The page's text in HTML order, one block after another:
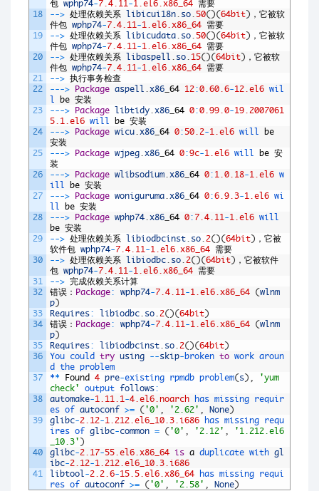
18
19
20
21
22
23
24
25
26
27
28
29
30
31
32
33
34
35
36
37
38
39
40
41
包 wphp74-7.4.11-1.el6.x86_64 需要
--> 处理依赖关系 libicui18n. so. 50()(64bit) ，它被软
件包 wphp74-7.4.11-1.el6.x86_64 需要
--> 处理依赖关系 libicudata. so. 50()(64bit) ，它被软
件包 wphp74-7.4.11-1.el6.x86_64 需要
--> 处理依赖关系 libaspell . so. 15()(64bit) ，它被软
件包 wphp74-7.4.11-1.el6.x86_64 需要
--> 执行事务检查
---> Package aspell .x86 64 12:0.60.6-12.el6 wil
l
be 安装
---> Package libtidy.x86 64 0:0.99.0-19.2007061
5.1.el6 will be 安装
---> Package wicu.x86 64 0: 50.2-1.el6 will
be
安装
---> Package wjpeg.x86 64 0:9c-1.el6 will be 安
装
---> Package wlibsodium.x86 64 0: 1.0.18-1.el6 w
ill
be 安装
---> Package woniguruma.x86 64 0:6.9.3-1.el6 wi
ll
be 安装
---> Package wphp74.x86 64 0: 7.4.11-1.el6
be 安装
--> 处理依赖关系 libiodbcinst. so.2()(64bit) ，它被
软件包 wphp74-7.4.11-1.el6.x86_64 需要
--> 处理依赖关系 libiodbc. so.2()(64bit) ，它被软件
包 wphp74-7.4.11-1.el6.x86_64 需要
--> 完成依赖关系计算
错误： Package: wphp74-7.4.11-1.el6.x86_64 (wlnm
p)
Requires: libiodbc. so.2()(64bit)
错误： Package: wphp74-7.4.11-1.el6.x86_64 (wlnm
p)
Requires: libiodbcinst. so.2()(64bit)
You could try using --skip- broken to work aroun
d the problem
** Found 4 pre-existing rpmdb problem(s) ,
'yum
check' output follows:
automake-1.11.1-4.el6.noarch has missing requir
es of autoconf >= ('0' , '2.62' , None)
glibc-2.12-1.212.el6_10.3.i686 has missing requ
ires of glibc-common = ('0' , '2.12' ,
'1.212.el6
_10.3' )
glibc-2.17-55.el6.x86_64 is a duplicate with gl
ibc-2.12-1.212.el6_10.3.i686
libtool-2.2.6-15.5.el6.x86_64 has missing requi
res of autoconf >= ('0' , '2.58' , None)